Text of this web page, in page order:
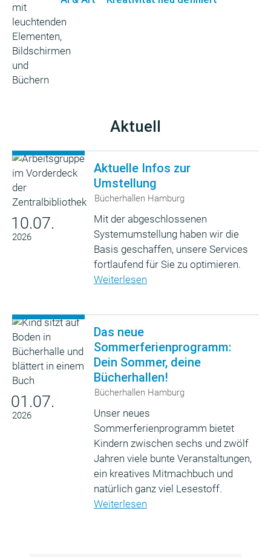
Aktuell
10.07.
2026
Aktuelle Infos zur
Umstellung
Bücherhallen Hamburg
Mit der abgeschlossenen
Systemumstellung haben wir die
Basis geschaffen, unsere Services
fortlaufend für Sie zu optimieren.
Weiterlesen
01.07.
2026
Das neue
Sommerferienprogramm:
Dein Sommer, deine
Bücherhallen!
Bücherhallen Hamburg
Unser neues
Sommerferienprogramm bietet
Kindern zwischen sechs und zwölf
Jahren viele bunte Veranstaltungen,
ein kreatives Mitmachbuch und
natürlich ganz viel Lesestoff.
Weiterlesen